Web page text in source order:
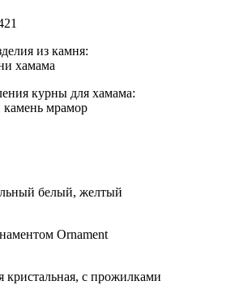
из камня:
хамама
курны для хамама:
камень мрамор
белый, желтый
Ornament
кристальная, с прожилками